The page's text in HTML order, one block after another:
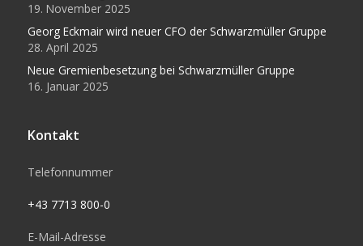
19. November 2025
Georg Eckmair wird neuer CFO der Schwarzmüller Gruppe
28. April 2025
Neue Gremienbesetzung bei Schwarzmüller Gruppe
16. Januar 2025
Kontakt
Telefonnummer
+43 7713 800-0
E-Mail-Adresse